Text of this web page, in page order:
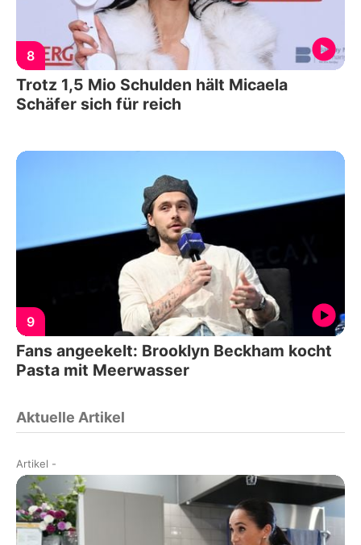
8
Trotz 1,5 Mio Schulden hält Micaela
Schäfer sich für reich
9
Fans angeekelt: Brooklyn Beckham kocht
Pasta mit Meerwasser
Aktuelle Artikel
Artikel -